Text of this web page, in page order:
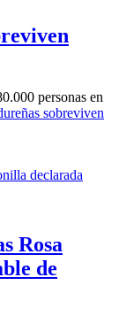
personas en
sobreviven
Rosa
de